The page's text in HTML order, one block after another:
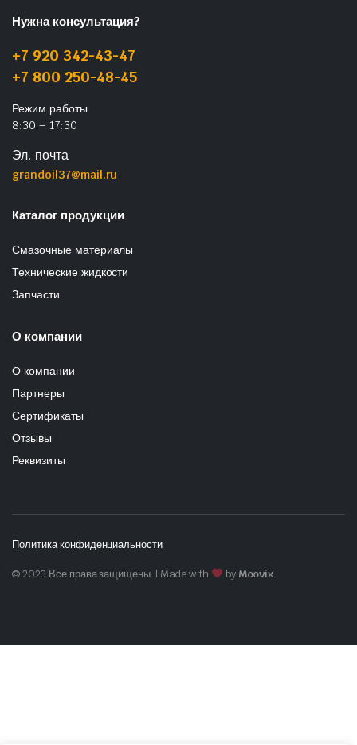
Нужна консультация?
+7 920 342-43-47
+7 800 250-48-45
Режим работы
8:30 – 17:30
Эл. почта
grandoil37@mail.ru
Каталог продукции
Смазочные материалы
Технические жидкости
Запчасти
О компании
О компании
Партнеры
Сертификаты
Отзывы
Реквизиты
Политика конфиденциальности
© 2023 Все права защищены. | Made with by Moovix.